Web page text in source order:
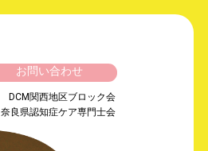
お問い合わせ
DCM関西地区ブロック会
奈良県認知症ケア専門士会